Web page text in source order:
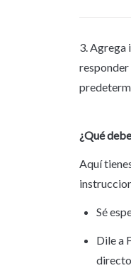
3. Agrega
responder
¿Qué
Aquí
Sé
Dile a